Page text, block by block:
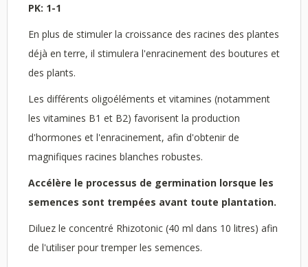
PK: 1-1
En plus de stimuler la croissance des racines des plantes
déjà en terre, il stimulera l'enracinement des boutures et
des plants.
Les différents oligoéléments et vitamines (notamment
les vitamines B1 et B2) favorisent la production
d'hormones et l'enracinement, afin d'obtenir de
magnifiques racines blanches robustes.
Accélère le processus de germination lorsque les
semences sont trempées avant toute plantation.
Diluez le concentré Rhizotonic (40 ml dans 10 litres) afin
de l'utiliser pour tremper les semences.